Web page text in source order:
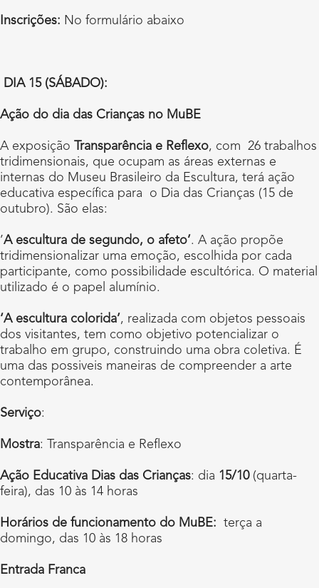
Inscrições: No formulário abaixo
DIA 15 (SÁBADO):
Ação do dia das Crianças no MuBE
A exposição Transparência e Reflexo, com 26 trabalhos
tridimensionais, que ocupam as áreas externas e
internas do Museu Brasileiro da Escultura, terá ação
educativa específica para o Dia das Crianças (15 de
outubro). São elas:
’A escultura de segundo, o afeto’. A ação propõe
tridimensionalizar uma emoção, escolhida por cada
participante, como possibilidade escultórica. O material
utilizado é o papel alumínio.
‘A escultura colorida’, realizada com objetos pessoais
dos visitantes, tem como objetivo potencializar o
trabalho em grupo, construindo uma obra coletiva. É
uma das possiveis maneiras de compreender a arte
contemporânea.
Serviço:
Mostra: Transparência e Reflexo
Ação Educativa Dias das Crianças: dia 15/10(quarta-
feira), das 10 às 14 horas
Horários de funcionamento do MuBE:
terça a
domingo, das 10 às 18 horas
Entrada Franca